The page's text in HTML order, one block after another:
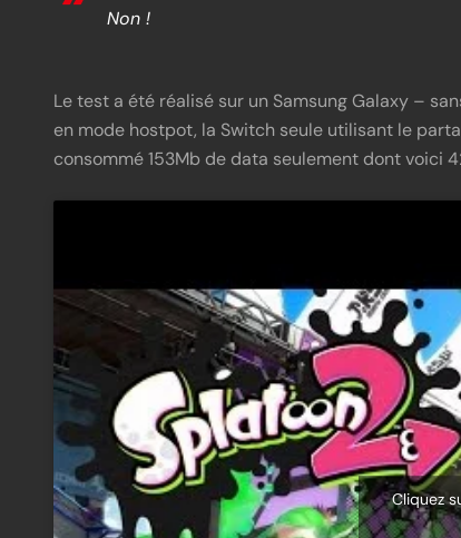
Non !
Le test a été réalisé sur un Samsung Galaxy –
en mode hostpot, la Switch seule utilisant le
consommé 153Mb de data seulement dont voici
Cliquez